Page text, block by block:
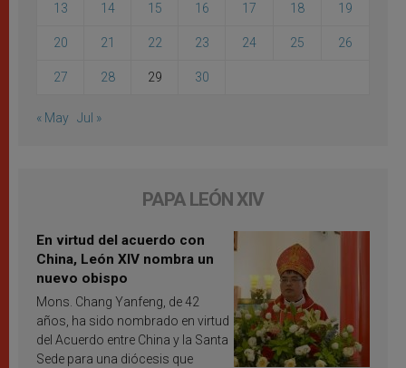
13 14 15 16 17 18 19
20 21 22 23 24 25 26
27 28 29 30
« May Jul »
PAPA LEÓN XIV
En virtud del acuerdo con
China, León XIV nombra un
nuevo obispo
Mons. Chang Yanfeng, de 42
años, ha sido nombrado en virtud
del Acuerdo entre China y la Santa
Sede para una diócesis que